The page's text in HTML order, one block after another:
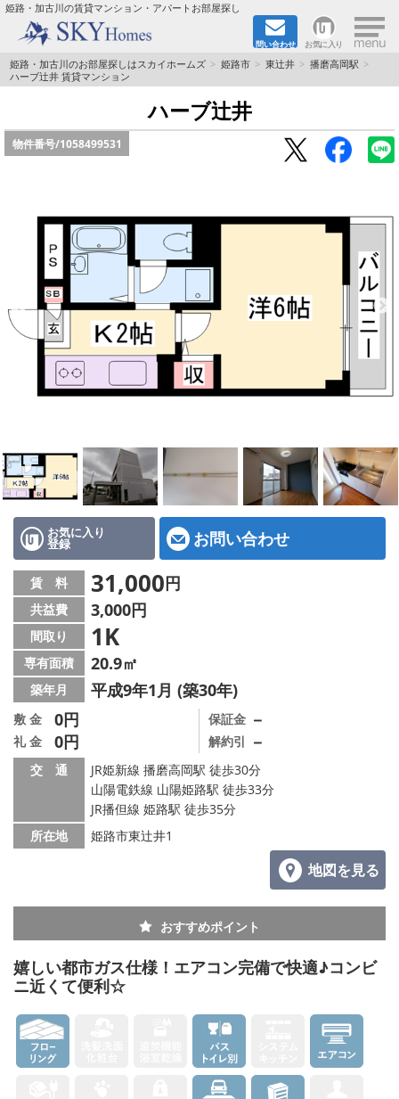
姫路・加古川の賃貸マンション・アパートお部屋探し
問い合わせ お気に入り ×
TOPページ
☆新築物件☆
☆ペット飼育可能物件☆
☆ネット無料☆
路線·駅から探す
地域から探す
スタッフ紹介
店舗情報·アクセス
会社概要
メールでお問い合わせ
姫路・加古川のお部屋探しはスカイホームズ 姫路市 東辻井
播磨高岡駅
ハーブ辻井 賃貸マンション
ハーブ辻井
物件番号/1058499531
お気に入り
登録 お問い合わせ
賃 料 31,000円
共益費 3,000円
間取り 1K
専有面積 20.9㎡
築年月 平成9年1月 (築30年)
敷 金 0円
礼 金 0円
保証金 －
解約引 －
交 通
JR姫新線 播磨高岡駅 徒歩30分
山陽電鉄線 山陽姫路駅 徒歩33分
JR播但線 姫路駅 徒歩35分
所在地
姫路市東辻井1
地図を見る
おすすめポイント
嬉しい都市ガス仕様！エアコン完備で快適♪コンビ
ニ近くて便利☆